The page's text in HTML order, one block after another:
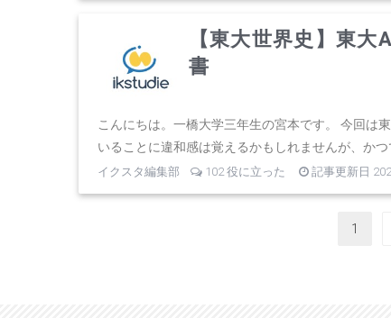
【東大世界史】東
書
こんにちは。一橋大学三年生の宮本です。 今回は
いることに違和感は覚えるかもしれませんが、かつ
イクスタ編集部 102 役に立った 記事更新日
1